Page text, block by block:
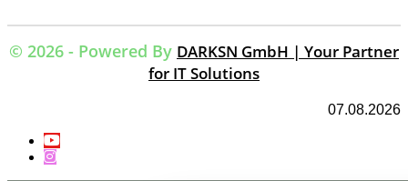
© 2026 - Powered By DARKSN GmbH | Your Partner
for IT Solutions
07.08.2026